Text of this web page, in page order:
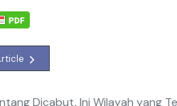
Dicabut, Ini Wilayah yang